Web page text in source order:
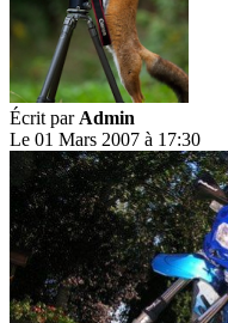
Écrit par Admin
Le 01 Mars 2007 à 17:30